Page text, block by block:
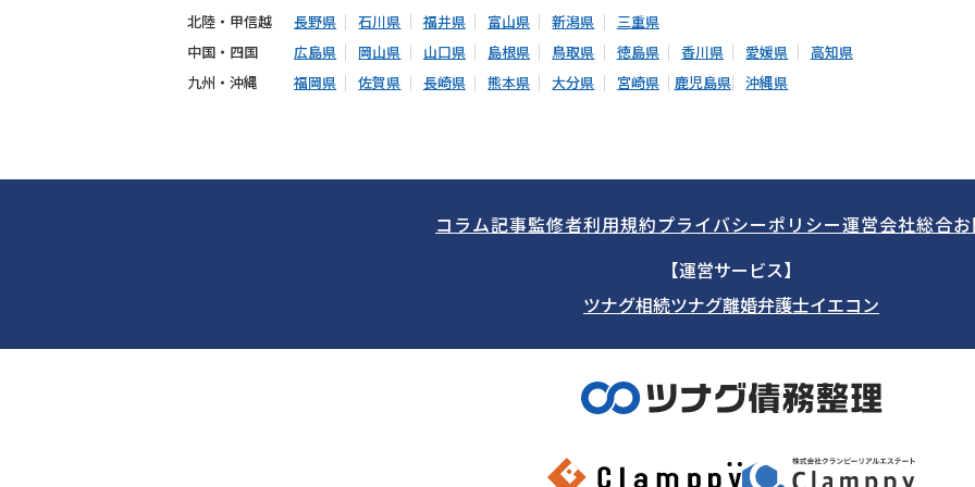
北陸・甲信越
長野県 石川県 福井県 富山県 新潟県
三重県
中国・四国
広島県 岡山県 山口県 島根県 鳥取県 徳島県 香川県 愛媛県
高知県
九州・沖縄
福岡県 佐賀県 長崎県 熊本県 大分県 宮崎県 鹿児島県 沖縄県
コラム記事監修者利用規約プライバシーポリシー運営会社総合
【運営サービス】
ツナグ相続ツナグ離婚弁護士イエコン